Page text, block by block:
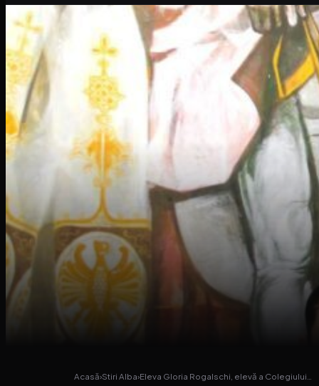
Acasă›Stiri Alba›Eleva Gloria Rogalschi, elevă a Colegiului…